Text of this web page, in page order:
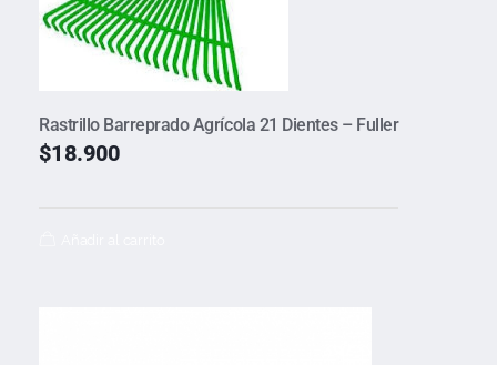
Rastrillo Barreprado Agrícola 21 Dientes – Fuller
$18.900